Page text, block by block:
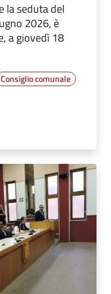
la seduta del
2026, è
a giovedì 18
Consiglio comunale